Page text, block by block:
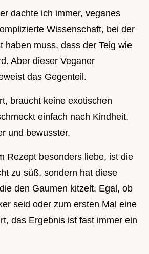
dachte ich immer, veganes
Wissenschaft, bei der
haben muss, dass der Teig wie
Aber dieser Veganer
das Gegenteil.
braucht keine exotischen
einfach nach Kindheit,
und bewusster.
Rezept besonders liebe, ist die
zu süß, sondern hat diese
den Gaumen kitzelt. Egal, ob
seid oder zum ersten Mal eine
das Ergebnis ist fast immer ein